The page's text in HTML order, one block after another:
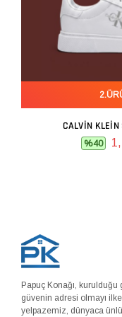
CALVIN
%40
Papuç Konağı,
güvenin adresi olmayı
yelpazemiz, dünyaca